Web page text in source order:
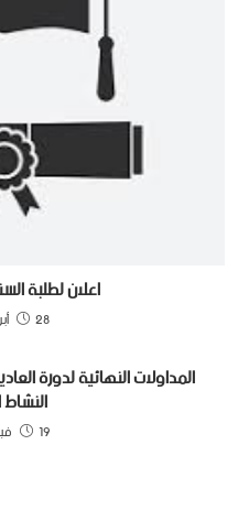
اعلان لطلبة
28 أبريل 2022
المداولات النهائية لدورة
19 فبراير 2023